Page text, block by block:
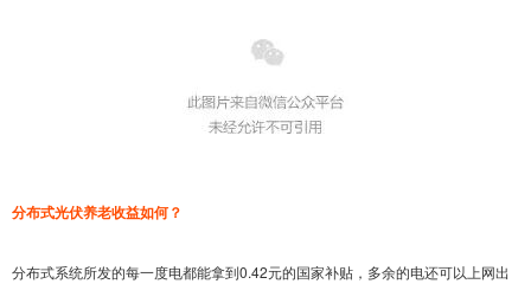
分布式光伏养老收益如何？
分布式系统所发的每一度电都能拿到0.42元的国家补贴，多余的电还可以上网出